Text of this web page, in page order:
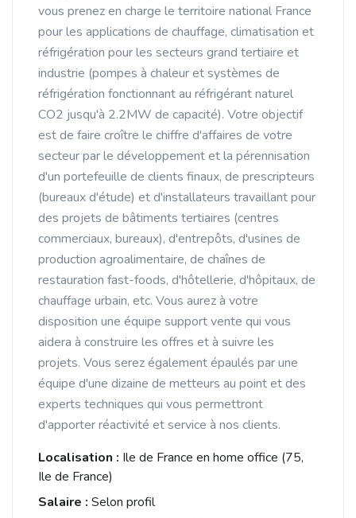
vous prenez en charge le territoire national France
pour les applications de chauffage, climatisation et
réfrigération pour les secteurs grand tertiaire et
industrie (pompes à chaleur et systèmes de
réfrigération fonctionnant au réfrigérant naturel
CO2 jusqu'à 2.2MW de capacité). Votre objectif
est de faire croître le chiffre d'affaires de votre
secteur par le développement et la pérennisation
d'un portefeuille de clients finaux, de prescripteurs
(bureaux d'étude) et d'installateurs travaillant pour
des projets de bâtiments tertiaires (centres
commerciaux, bureaux), d'entrepôts, d'usines de
production agroalimentaire, de chaînes de
restauration fast-foods, d'hôtellerie, d'hôpitaux, de
chauffage urbain, etc. Vous aurez à votre
disposition une équipe support vente qui vous
aidera à construire les offres et à suivre les
projets. Vous serez également épaulés par une
équipe d'une dizaine de metteurs au point et des
experts techniques qui vous permettront
d'apporter réactivité et service à nos clients.
Localisation : Ile de France en home office (75,
Ile de France)
Salaire : Selon profil